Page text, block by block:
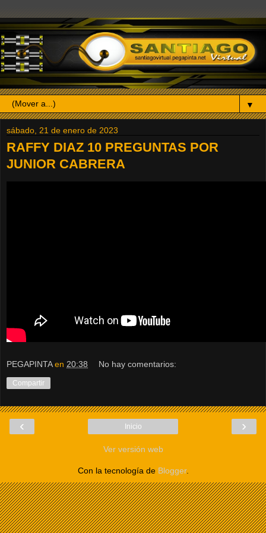
▼
sábado, 21 de enero de 2023
RAFFY DIAZ 10 PREGUNTAS POR
JUNIOR CABRERA
PEGAPINTA en 20:38 No hay comentarios:
Compartir
‹ ›
Inicio
Ver versión web
Con la tecnología de Blogger.